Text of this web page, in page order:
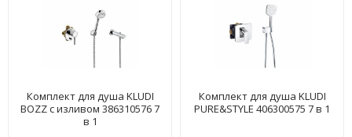
Комплект для душа KLUDI
BOZZ с изливом 386310576 7
в 1
Комплект для душа KLUDI
PURE&STYLE 406300575 7 в 1